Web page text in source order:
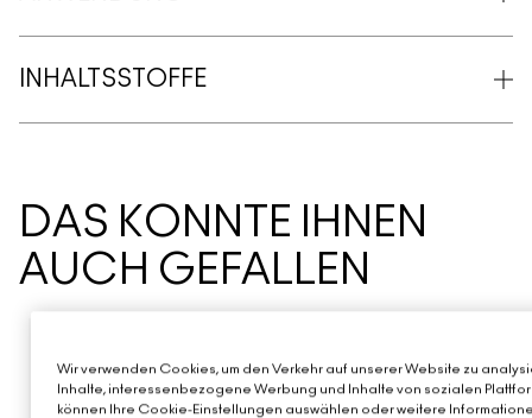
INHALTSSTOFFE
DAS KÖNNTE IHNEN
AUCH GEFALLEN
SnobCB96
Wir verwenden Cookies, um den Verkehr auf unserer Website zu
Inhalte, interessenbezogene Werbung und Inhalte von sozialen
können Ihre Cookie-Einstellungen auswählen oder weitere